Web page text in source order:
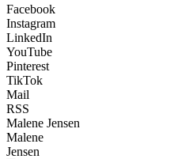
Facebook
Instagram
LinkedIn
YouTube
Pinterest
TikTok
Mail
RSS
Malene Jensen
Malene
Jensen